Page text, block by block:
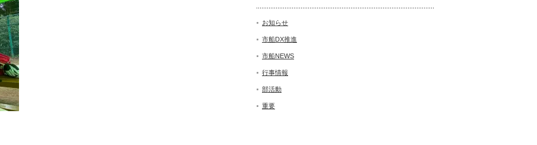
お知らせ
市船DX推進
市船NEWS
行事情報
部活動
重要